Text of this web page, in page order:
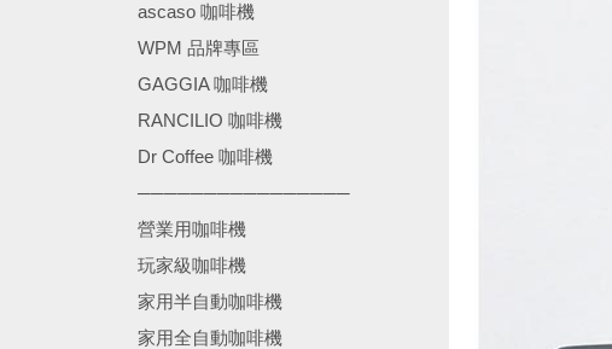
ascaso 咖啡機
WPM 品牌專區
GAGGIA 咖啡機
RANCILIO 咖啡機
Dr Coffee 咖啡機
────────────────
營業用咖啡機
玩家級咖啡機
家用半自動咖啡機
家用全自動咖啡機